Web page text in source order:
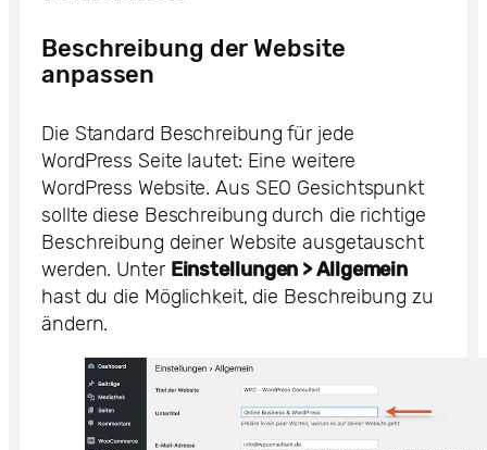
Beschreibung der Website
anpassen
Die Standard Beschreibung für jede
WordPress Seite lautet: Eine weitere
WordPress Website. Aus SEO Gesichtspunkt
sollte diese Beschreibung durch die richtige
Beschreibung deiner Website ausgetauscht
werden. Unter Einstellungen > Allgemein
hast du die Möglichkeit, die Beschreibung zu
ändern.